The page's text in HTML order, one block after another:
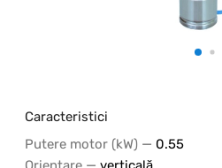
Caracteristici
Putere motor (kW) — 0.55